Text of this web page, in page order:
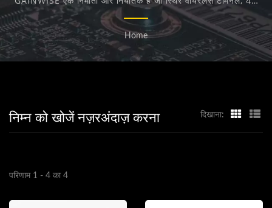
में बने टेलीकम्यूनिकेशन उत्पाद निर्माता
| Gainwise Technology Co.,
Ltd.
दरवाजा इंटरकॉम, 4G गेट ओपनर और 4G स्मोक डिटेक्टर के डिजाइन,
विकास और निर्माण में विशेषज्ञता रखता है।
Home
निम्न को खोजें नज़रअंदाज़ करना दिखाना:
परिणाम 1 - 4 का 4